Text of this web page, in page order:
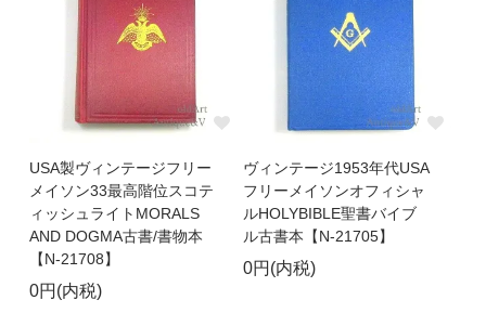
USA製ヴィンテージフリー
メイソン33最高階位スコテ
ィッシュライトMORALS
AND DOGMA古書/書物本
【N-21708】
0円(内税)
ヴィンテージ1953年代USA
フリーメイソンオフィシャ
ルHOLYBIBLE聖書バイブ
ル古書本【N-21705】
0円(内税)